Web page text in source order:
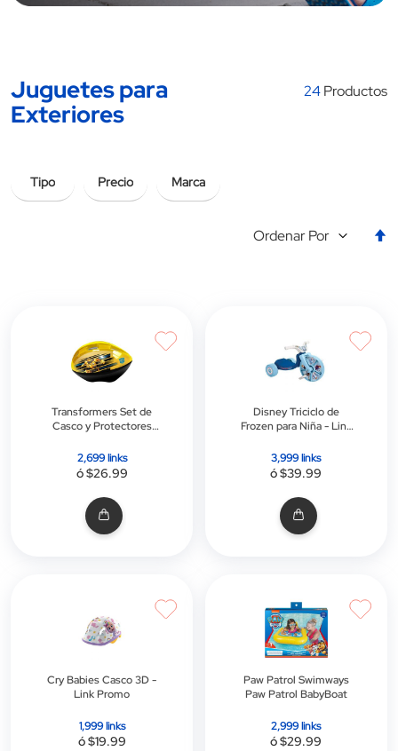
Juguetes para
Exteriores
Tipo Precio Marca
24Productos
Ordenar Por
Transformers Set de
Casco y Protectores
2,699 links
ó $26.99
Disney Triciclo de
Frozen para Niña - Link
3,999 links
ó $39.99
Cry Babies Casco 3D -
Link Promo
1,999 links
ó $19.99
Paw Patrol Swimways
Paw Patrol BabyBoat
2,999 links
ó $29.99